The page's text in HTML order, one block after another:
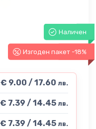
Наличен
-18%
Изгоден пакет -18%
€ 9.00 / 17.60 лв.
€ 7.39 / 14.45 лв.
€ 7.39 / 14.45 лв.